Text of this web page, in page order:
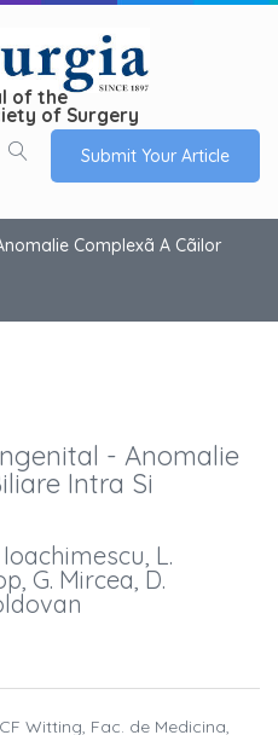
of the
of Surgery
Submit Your Article
Complexã A Cãilor
- Anomalie
Intra Si
L.
G. Mircea, D.
Witting, Fac. de Medicina,